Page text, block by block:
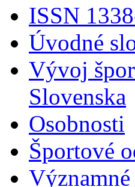
ISSN
Úvodné
Vývoj
Slovenska
Osobnosti
Športové